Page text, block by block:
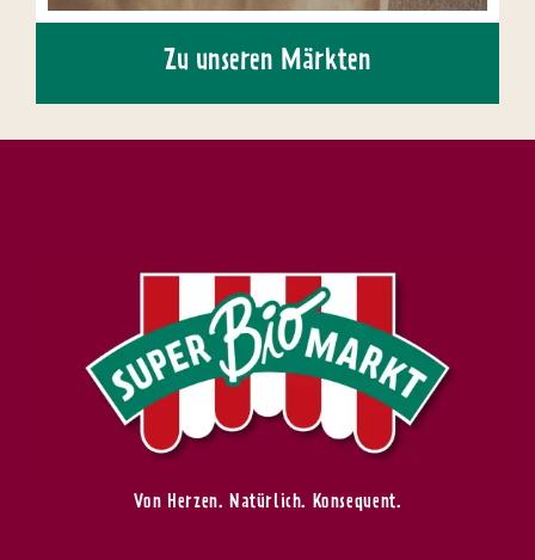
Zu unseren Märkten
Von Herzen. Natürlich. Konsequent.